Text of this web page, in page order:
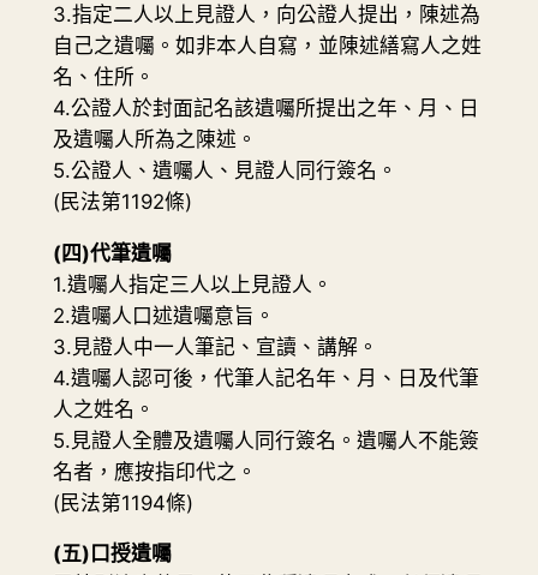
3.指定二人以上見證人，向公證人提出，陳述為
自己之遺囑。如非本人自寫，並陳述繕寫人之姓
名、住所。
4.公證人於封面記名該遺囑所提出之年、月、日
及遺囑人所為之陳述。
5.公證人、遺囑人、見證人同行簽名。
(民法第1192條)
(四)代筆遺囑
1.遺囑人指定三人以上見證人。
2.遺囑人口述遺囑意旨。
3.見證人中一人筆記、宣讀、講解。
4.遺囑人認可後，代筆人記名年、月、日及代筆
人之姓名。
5.見證人全體及遺囑人同行簽名。遺囑人不能簽
名者，應按指印代之。
(民法第1194條)
(五)口授遺囑